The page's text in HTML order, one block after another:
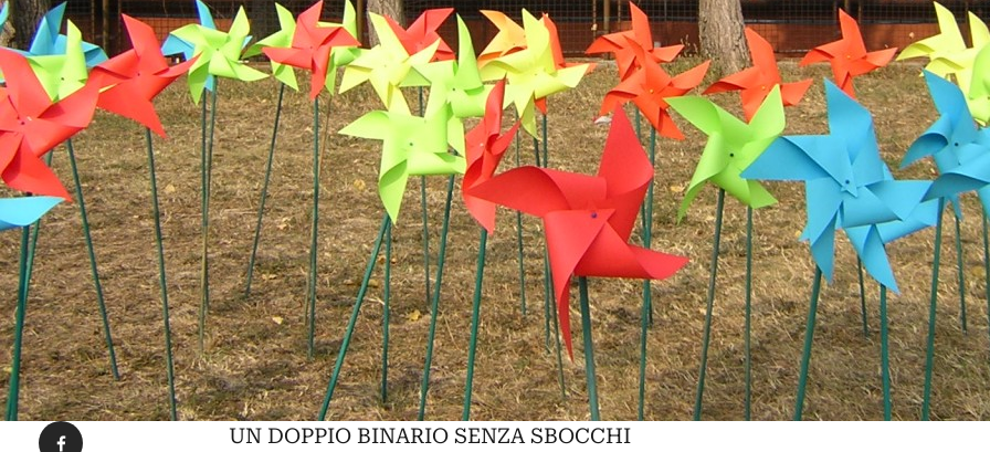
UN DOPPIO BINARIO SENZA SBOCCHI
Condividi su Facebook